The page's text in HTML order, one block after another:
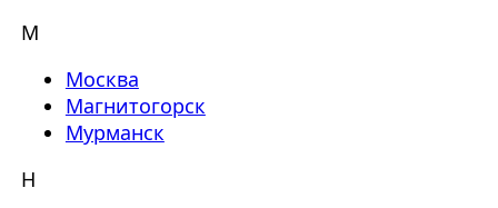
М
Москва
Магнитогорск
Мурманск
Н